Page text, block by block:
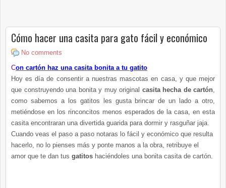
Cómo hacer una casita para gato fácil y económico
No comments
Con cartón haz una casita bonita a tu gatito
Hoy es día de consentir a nuestras mascotas en casa, y que mejor
que construyendo una bonita y muy original casita hecha de cartón
como sabemos a los gatitos les gusta brincar de un lado a otro,
metiéndose en los rinconcitos menos esperados de la casa, en esta
casita encontraran una divertida guarida para dormir y rasguñar jaja.
Cuando veas el paso a paso notaras lo fácil y económico que resulta
hacerlo, no lo pienses más y ponte manos a la obra, retribuye el
amor que te dan tus gatitos haciéndoles una bonita casita de cartón.